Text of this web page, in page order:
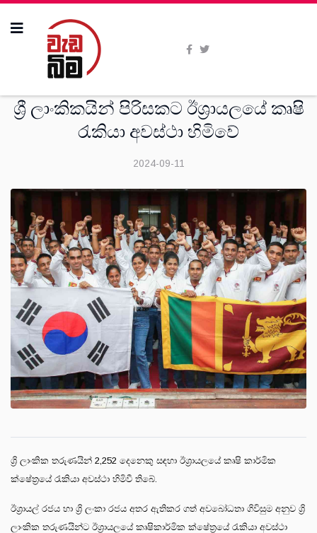
ශ්‍රී ලාංකිකයින් පිරිසකට ඊශ්‍රායලයේ කෘෂි
රැකියා අවස්ථා හිමිවේ
2024-09-11
ශ්‍රි ලාංකික තරුණයින් 2,252 දෙනෙකු සඳහා ඊශ්‍රායලයේ කෘෂි කාර්මික
ක්ෂේත්‍රයේ රැකියා අවස්ථා හිමිවී තිබේ.
ඊශ්‍රායල් රජය හා ශ්‍රි ලංකා රජය අතර ඇතිකර ගත් අවබෝධතා ගිවිසුම අනුව ශ්‍රි
ලාංකික තරුණයින්ට ඊශ්‍රායලයේ කෘෂිකාර්මික ක්ෂේත්‍රයේ රැකියා අවස්ථා